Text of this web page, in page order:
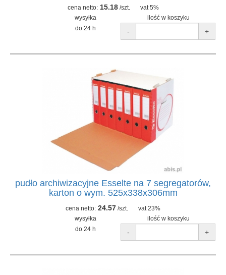
cena netto: 15.18/szt.
vat 5%
wysyłka
ilość w koszyku
do 24 h
- +
pudło archiwizacyjne Esselte na 7 segregatorów,
karton o wym. 525x338x306mm
cena netto: 24.57 /szt.
vat 23%
wysyłka
ilość w koszyku
do 24 h
- +